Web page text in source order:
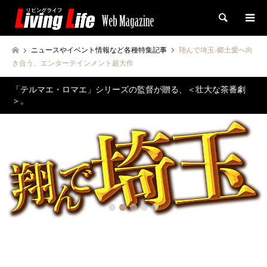
検索
ニュースやイベント情報など各種特集記事
翔んで埼玉-郷土愛へ向
き合う、エンターテインメント超大作
「テルマエ・ロマエ」シリーズの監督が贈る、＜壮大な茶番劇
＞。
3 4 5